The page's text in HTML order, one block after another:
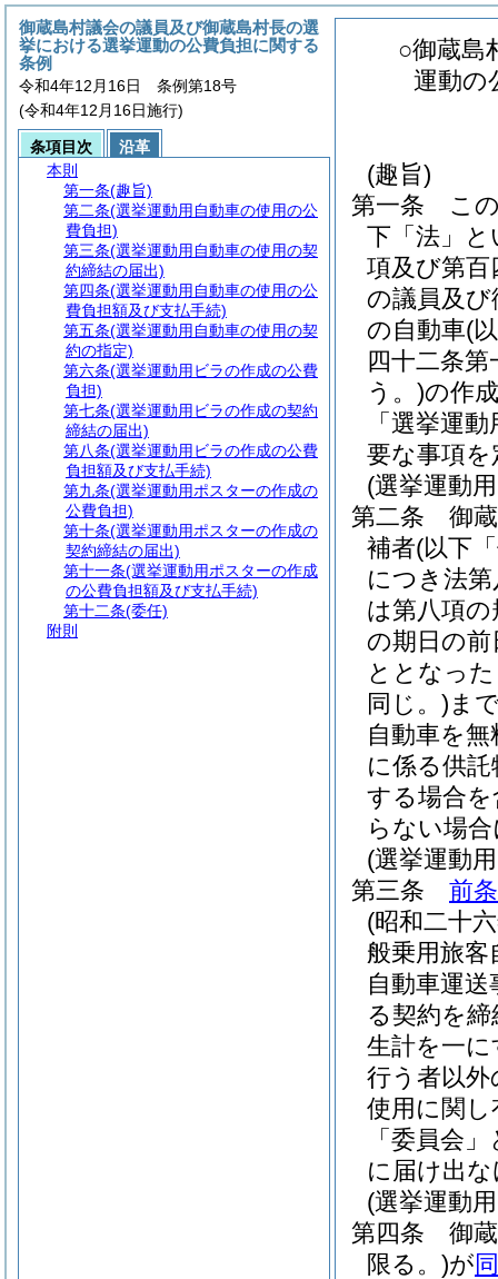
○御蔵島
運動の
(趣旨)
第一条
こ
下「法」と
項及び第百
の議員及
の自動車(
四十二条
う。)の作
「選挙運
要な事項
(選挙運動
第二条
御
補者(以下
につき法
は第八項
の期日の前
ととなっ
同じ。) ま
自動車を
に係る供
する場合
らない場
(選挙運動
第三条
前条
(昭和二十
般乗用旅
自動車運
る契約を
生計を一
行う者以
使用に関し
「委員会
に届け出
(選挙運動
第四条
御
限る。)が
御蔵島村議会の議員及び御蔵島村長の選
挙における選挙運動の公費負担に関する
条例
令和4年12月16日 条例第18号
(令和4年12月16日施行)
条項目次
沿革
本則
第一条(趣旨)
第二条(選挙運動用自動車の使用の公
費負担)
第三条(選挙運動用自動車の使用の契
約締結の届出)
第四条(選挙運動用自動車の使用の公
費負担額及び支払手続)
第五条(選挙運動用自動車の使用の契
約の指定)
第六条(選挙運動用ビラの作成の公費
負担)
第七条(選挙運動用ビラの作成の契約
締結の届出)
第八条(選挙運動用ビラの作成の公費
負担額及び支払手続)
第九条(選挙運動用ポスターの作成の
公費負担)
第十条(選挙運動用ポスターの作成の
契約締結の届出)
第十一条(選挙運動用ポスターの作成
の公費負担額及び支払手続)
第十二条(委任)
附則